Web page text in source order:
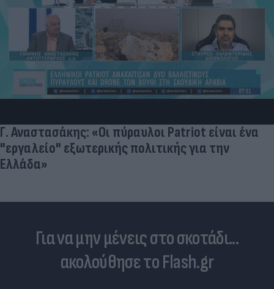
Πώς να διαλέξουμε σωστά φρέσκο ψάρι και
θαλασσινά - Πού κυμαίνονται οι τιμές
Για να μην μένεις στο σκοτάδι...
ακολούθησε το Flash.gr